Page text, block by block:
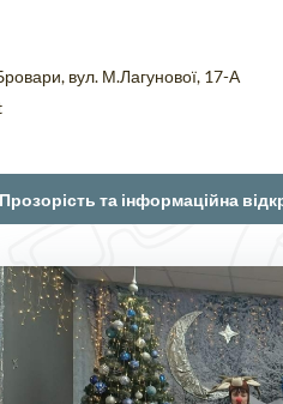
вул. М.Лагунової, 17-А
Прозорість та інформаційна